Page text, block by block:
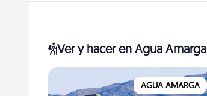
Ver y haceren Agua Amarga
AGUA AMARGA